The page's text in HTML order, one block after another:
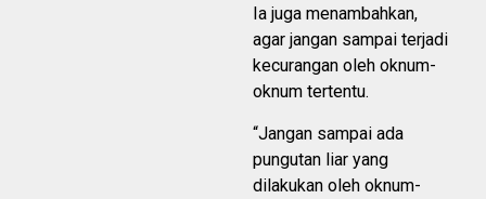
Ia juga menambahkan,
agar jangan sampai terjadi
kecurangan oleh oknum-
oknum tertentu.
“Jangan sampai ada
pungutan liar yang
dilakukan oleh oknum-